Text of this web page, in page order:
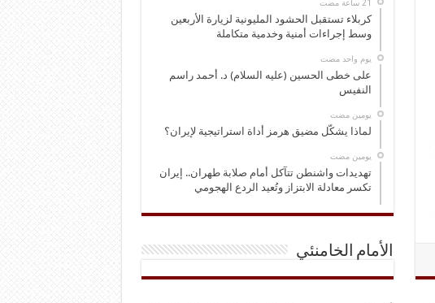
كربلاء تستقبل الحشود المليونية لزيارة الأربعين
وسط إجراءات أمنية وخدمية متكاملة
‏يوم واحد مضت
على خطى الحسين (عليه السلام) د. أحمد راسم
النفيس
‏يومين مضت
لماذا يشكّل مضيق هرمز أداة استراتيجية لإيران؟
‏يومين مضت
تهديدات واشنطن تتآكل أمام صلابة طهران.. إيران
تكسر معادلة الابتزاز وتُعيد الردع الهجومي
الأمام الخامنئي